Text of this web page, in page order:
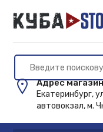
Адрес
Екатеринбург,
автовокзал, м.